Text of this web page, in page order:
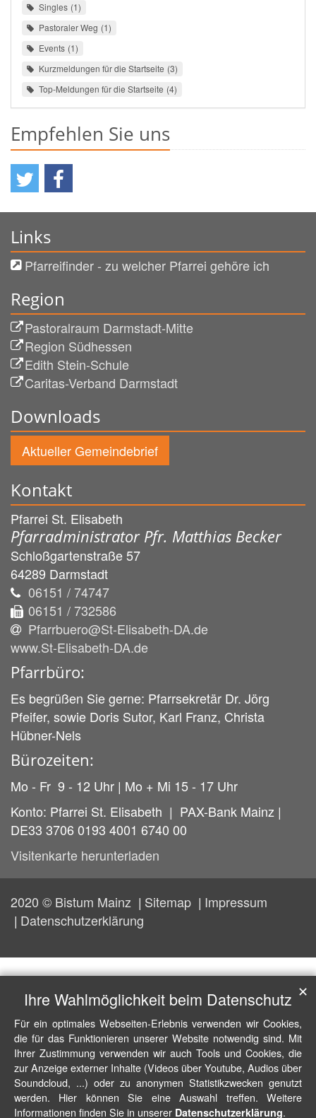
Singles 1
Pastoraler Weg 1
Events 1
Kurzmeldungen für die Startseite 3
Top-Meldungen für die Startseite 4
Empfehlen Sie uns
Links
Pfarreifinder - zu welcher Pfarrei gehöre ich
Region
Pastoralraum Darmstadt-Mitte
Region Südhessen
Edith Stein-Schule
Caritas-Verband Darmstadt
Downloads
Aktueller Gemeindebrief
Kontakt
Pfarrei St. Elisabeth
Pfarradministrator Pfr. Matthias Becker
Schloßgartenstraße 57
64289 Darmstadt
06151 / 74747
06151 / 732586
Pfarrbuero@St-Elisabeth-DA.de
www.St-Elisabeth-DA.de
Pfarrbüro:
Es begrüßen Sie gerne: Pfarrsekretär Dr. Jörg
Pfeifer, sowie Doris Sutor, Karl Franz, Christa
Hübner-Nels
Bürozeiten:
Mo - Fr 9 - 12 Uhr | Mo + Mi 15 - 17 Uhr
Konto: Pfarrei St. Elisabeth | PAX-Bank Mainz |
DE33 3706 0193 4001 6740 00
Visitenkarte herunterladen
2020 © Bistum Mainz Sitemap
Impressum
Datenschutzerklärung
Ihre Wahlmöglichkeit beim Datenschutz
Für ein optimales Webseiten-Erlebnis verwenden wir Cookies,
die für das Funktionieren unserer Website notwendig sind. Mit
Ihrer Zustimmung verwenden wir auch Tools und Cookies, die
zur Anzeige externer Inhalte (Videos über Youtube, Audios über
Soundcloud, ...) oder zu anonymen Statistikzwecken genutzt
werden. Hier können Sie eine Auswahl treffen. Weitere
Informationen finden Sie in unserer Datenschutzerklärung.
✕